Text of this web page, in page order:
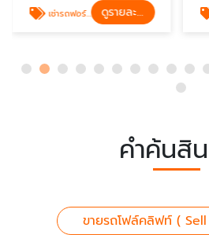
เช่ารถฟอร์คลิฟท์ นนทบุรี ดูรายละเอียด
คำค้นสิ
ขายรถโฟล์คลิฟท์ (